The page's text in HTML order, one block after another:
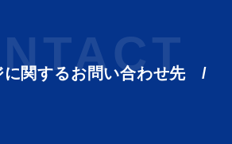
に関するお問い合わせ先